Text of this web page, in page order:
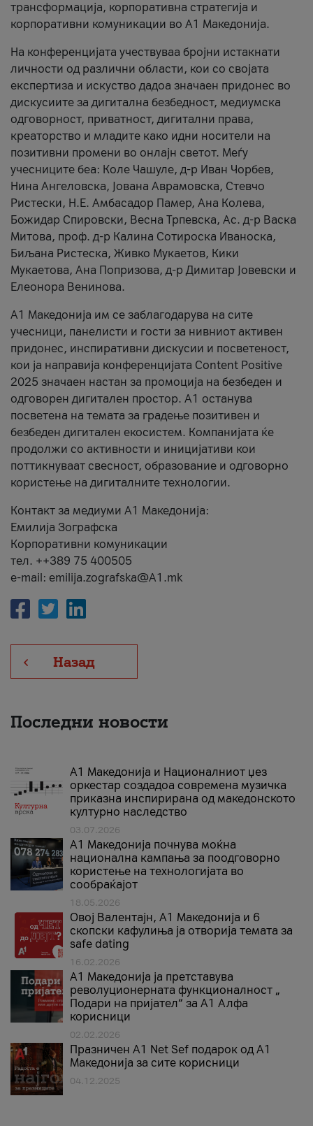
трансформација, корпоративна стратегија и
корпоративни комуникации во А1 Македонија.
На конференцијата учествуваа бројни истакнати
личности од различни области, кои со својата
експертиза и искуство дадоа значаен придонес во
дискусиите за дигитална безбедност, медиумска
одговорност, приватност, дигитални права,
креаторство и младите како идни носители на
позитивни промени во онлајн светот. Меѓу
учесниците беа: Коле Чашуле, д-р Иван Чорбев,
Нина Ангеловска, Јована Аврамовска, Стевчо
Ристески, Н.Е. Амбасадор Памер, Ана Колева,
Божидар Спировски, Весна Трпевска, Ас. д-р Васка
Митова, проф. д-р Калина Сотироска Иваноска,
Биљана Ристеска, Живко Мукаетов, Кики
Мукаетова, Ана Попризова, д-р Димитар Јовевски и
Елеонора Венинова.
А1 Македонија им се заблагодарува на сите
учесници, панелисти и гости за нивниот активен
придонес, инспиративни дискусии и посветеност,
кои ја направија конференцијата Content Positive
2025 значаен настан за промоција на безбеден и
одговорен дигитален простор. А1 останува
посветена на темата за градење позитивен и
безбеден дигитален екосистем. Компанијата ќе
продолжи со активности и иницијативи кои
поттикнуваат свесност, образование и одговорно
користење на дигиталните технологии.
Контакт за медиуми А1 Македонија:
Емилија Зографска
Корпоративни комуникации
тел. ++389 75 400505
e-mail: emilija.zografska@A1.mk
Назад
Последни новости
А1 Македонија и Националниот џез
оркестар создадоа современа музичка
приказна инспирирана од македонското
културно наследство
03.07.2026
A1 Македонија почнува моќна
национална кампања за поодговорно
користење на технологијата во
сообраќајот
18.05.2026
Овој Валентајн, A1 Македонија и 6
скопски кафулиња ја отворија темата за
safe dating
16.02.2026
А1 Македонија ја претставува
револуционерната функционалност „
Подари на пријател“ за А1 Алфа
корисници
02.02.2026
Празничен A1 Net Sеf подарок од А1
Македонија за сите корисници
04.12.2025